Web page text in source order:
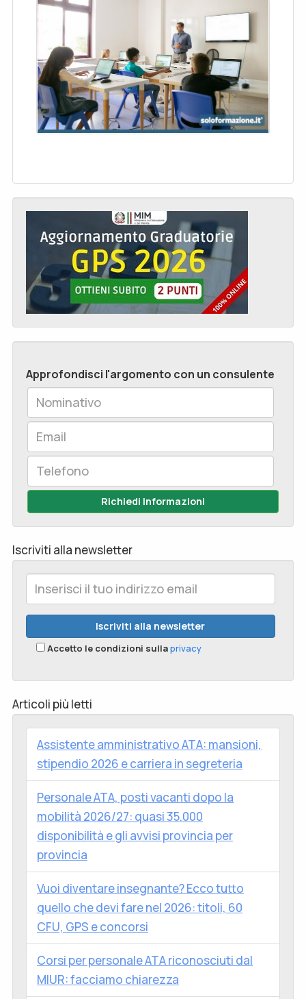
Approfondisci l'argomento con un consulente
Richiedi Informazioni
Iscriviti alla newsletter
Accetto le condizioni sullaprivacy
Articoli più letti
Assistente amministrativo ATA: mansioni,
stipendio 2026 e carriera in segreteria
Personale ATA, posti vacanti dopo la
mobilità 2026/27: quasi 35.000
disponibilità e gli avvisi provincia per
provincia
Vuoi diventare insegnante? Ecco tutto
quello che devi fare nel 2026: titoli, 60
CFU, GPS e concorsi
Corsi per personale ATA riconosciuti dal
MIUR: facciamo chiarezza